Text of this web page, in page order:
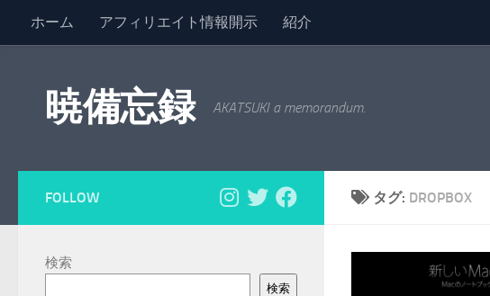
コンテンツへスキップ
ホーム アフィリエイト情報開示 紹介
暁備忘録 AKATSUKI a memorandum.
タグ: DROPBOX
FOLLOW
検索
検索